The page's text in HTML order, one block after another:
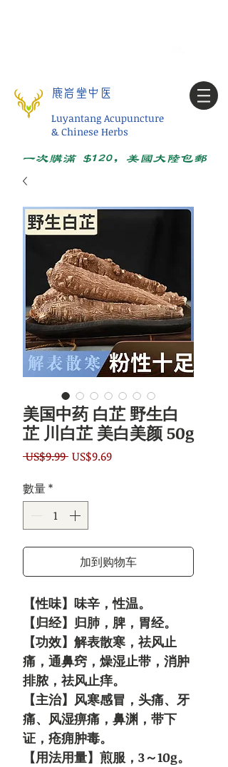
鹿岩堂中医
Luyantang Acupuncture
& Chinese Herbs
一次购满 $120，美国大陆包邮
美国中药 白芷 野生白
芷 川白芷 美白美颜 50g
US$9.99 一
格
US$9.69促
數量*
加到购物车
【性味】味辛，性温。
【归经】归肺，脾，胃经。
【功效】解表散寒，祛风止
痛，通鼻窍，燥湿止带，消肿
排脓，祛风止痒。
【主治】风寒感冒，头痛、牙
痛、风湿痹痛，鼻渊，带下
证，疮痈肿毒。
【用法用量】煎服，3～10g。